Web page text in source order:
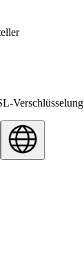
Verschlüsselung